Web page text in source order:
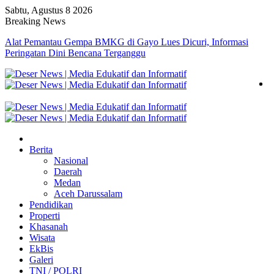
Sabtu, Agustus 8 2026
Breaking News
Alat Pemantau Gempa BMKG di Gayo Lues Dicuri, Informasi
Peringatan Dini Bencana Terganggu
Berita
Nasional
Daerah
Medan
Aceh Darussalam
Pendidikan
Properti
Khasanah
Wisata
EkBis
Galeri
TNI / POLRI